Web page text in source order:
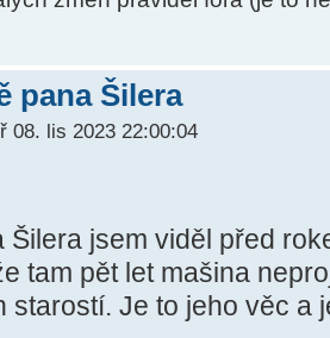
pana Šilera
08. lis 2023 22:00:04
Šilera jsem viděl před
tam pět let mašina
starostí. Je to jeho věc a